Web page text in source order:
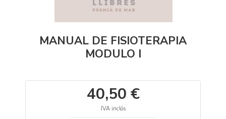
MANUAL DE FISIOTERAPIA
MODULO I
40,50 €
IVA inclós